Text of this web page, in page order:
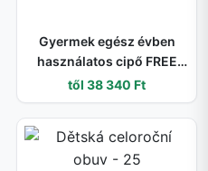
Gyermek egész évben
használatos cipő FREE
RIDE GTX BOA, Superfit, 1-
000563-0000, fekete - 32
től 38 340 Ft